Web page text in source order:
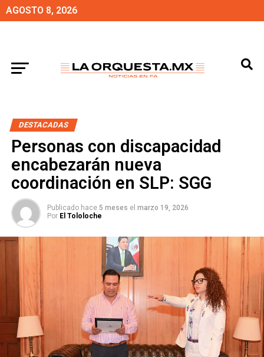
AGOSTO 8, 2026
DESTACADAS
Personas con discapacidad
encabezarán nueva
coordinación en SLP: SGG
Publicado hace 5 meses el marzo 19, 2026
Por El Tololoche